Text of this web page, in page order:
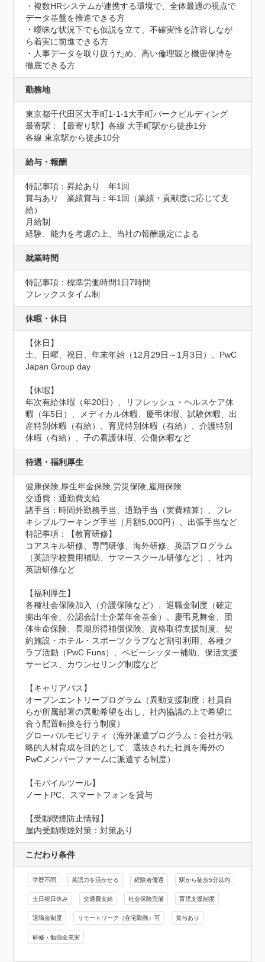
・複数HRシステムが連携する環境で、全体最適の視点で
データ基盤を推進できる方
・曖昧な状況下でも仮説を立て、不確実性を許容しなが
ら着実に前進できる方
・人事データを取り扱うため、高い倫理観と機密保持を
徹底できる方
勤務地
東京都千代田区大手町1-1-1大手町パークビルディング
最寄駅：【最寄り駅】各線 大手町駅から徒歩1分
各線 東京駅から徒歩10分
給与・報酬
特記事項：昇給あり　年1回
賞与あり　業績賞与：年1回（業績・貢献度に応じて支
給）
月給制
経験、能力を考慮の上、当社の報酬規定による
就業時間
特記事項：標準労働時間1日7時間
フレックスタイム制
休暇・休日
【休日】
土、日曜、祝日、年末年始（12月29日～1月3日）、PwC
Japan Group day
【休暇】
年次有給休暇（年20日）、リフレッシュ・ヘルスケア休
暇（年5日）、メディカル休暇、慶弔休暇、試験休暇、出
産特別休暇（有給）、育児特別休暇（有給）、介護特別
休暇（有給）、子の看護休暇、公傷休暇など
待遇・福利厚生
健康保険,厚生年金保険,労災保険,雇用保険
交通費：通勤費支給
諸手当：時間外勤務手当、通勤手当（実費精算）、フレ
キシブルワーキング手当（月額5,000円）、出張手当など
特記事項：【教育研修】
コアスキル研修、専門研修、海外研修、英語プログラム
（英語学校費用補助、サマースクール研修など）、社内
英語研修など
【福利厚生】
各種社会保険加入（介護保険など）、退職金制度（確定
拠出年金、公認会計士企業年金基金）、慶弔見舞金、団
体生命保険、長期所得補償保険、資格取得支援制度、契
約施設・ホテル・スポーツクラブなど割引利用、各種ク
ラブ活動（PwC Funs）、ベビーシッター補助、保活支援
サービス、カウンセリング制度など
【キャリアパス】
オープンエントリープログラム（異動支援制度：社員自
らが所属部署の異動希望を出し、社内協議の上で希望に
合う配置転換を行う制度）
グローバルモビリティ（海外派遣プログラム：会社が戦
略的人材育成を目的として、選抜された社員を海外の
PwCメンバーファームに派遣する制度）
【モバイルツール】
ノートPC、スマートフォンを貸与
【受動喫煙防止情報】
屋内受動喫煙対策：対策あり
こだわり条件
学歴不問 英語力を活かせる 経験者優遇 駅から徒歩5分以内
土日祝日休み 交通費支給 社会保険完備 育児支援制度
退職金制度 リモートワーク（在宅勤務）可 賞与あり
研修・勉強会充実